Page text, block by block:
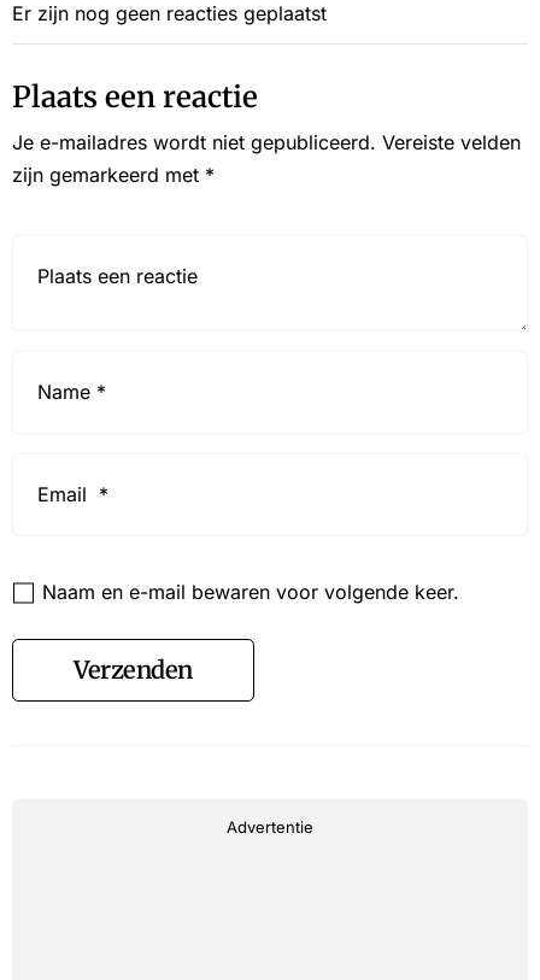
Er zijn nog geen reacties geplaatst
Plaats een reactie
Je e-mailadres wordt niet gepubliceerd. Vereiste velden
zijn gemarkeerd met *
Naam en e-mail bewaren voor volgende keer.
Verzenden
Advertentie